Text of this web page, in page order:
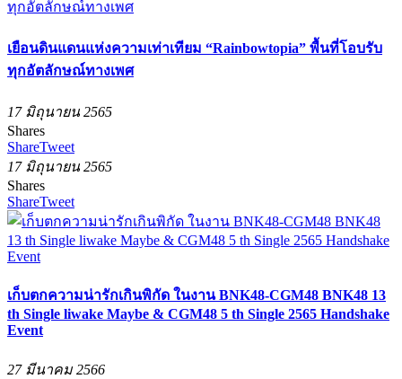
เยือนดินแดนแห่งความเท่าเทียม “Rainbowtopia” พื้นที่โอบรับ
ทุกอัตลักษณ์ทางเพศ
17 มิถุนายน 2565
Shares
ShareTweet
17 มิถุนายน 2565
Shares
ShareTweet
เก็บตกความน่ารักเกินพิกัด ในงาน BNK48-CGM48 BNK48 13
th Single liwake Maybe & CGM48 5 th Single 2565 Handshake
Event
27 มีนาคม 2566